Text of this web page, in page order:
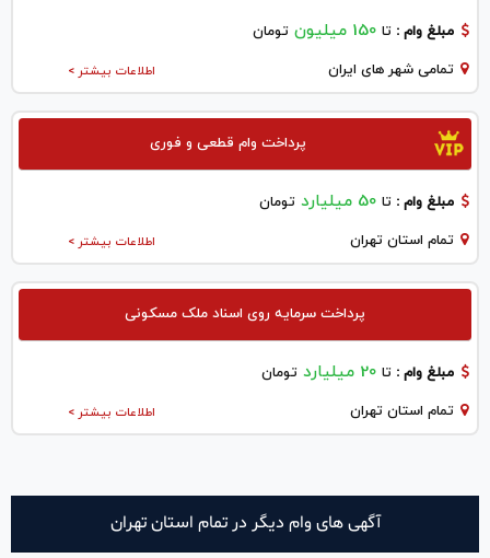
مبلغ وام : تا 150 میلیون تومان
اطلاعات بیشتر > تمامی شهر های ایران
پرداخت وام قطعی و فوری
مبلغ وام : تا 50 میلیارد تومان
اطلاعات بیشتر > تمام استان تهران
پرداخت سرمایه روی اسناد ملک مسکونی
مبلغ وام : تا 20 میلیارد تومان
اطلاعات بیشتر > تمام استان تهران
آگهی های وام دیگر در تمام استان تهران